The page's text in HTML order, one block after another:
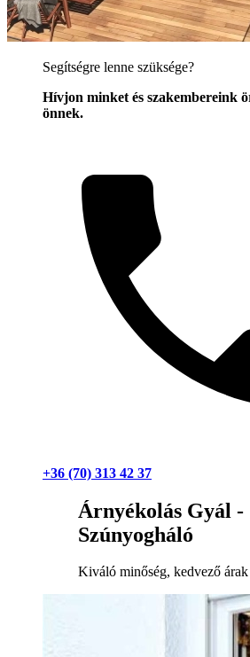
Segítségre lenne szüksége?
Hívjon minket és szakembereink
önnek.
+36 (70) 313 42 37
Árnyékolás Gyál -
Szúnyogháló
Kiváló minőség, kedvező árak